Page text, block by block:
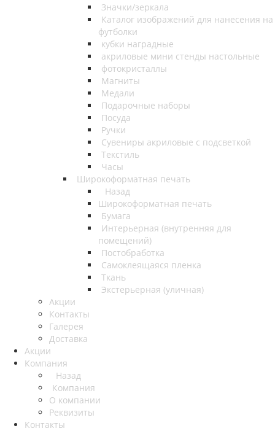
Значки/зеркала
Каталог изображений для нанесения на
футболки
кубки наградные
акриловые мини стенды настольные
фотокристаллы
Магниты
Медали
Подарочные наборы
Посуда
Ручки
Сувениры акриловые с подсветкой
Текстиль
Часы
Широкоформатная печать
Назад
Широкоформатная печать
Бумага
Интерьерная (внутренняя для
помещений)
Постобработка
Самоклеящаяся пленка
Ткань
Экстерьерная (уличная)
Акции
Контакты
Галерея
Доставка
Акции
Компания
Назад
Компания
О компании
Реквизиты
Контакты